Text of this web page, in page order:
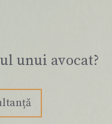
unui avocat?